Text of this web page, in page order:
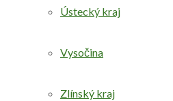
Ústecký kraj
Vysočina
Zlínský kraj